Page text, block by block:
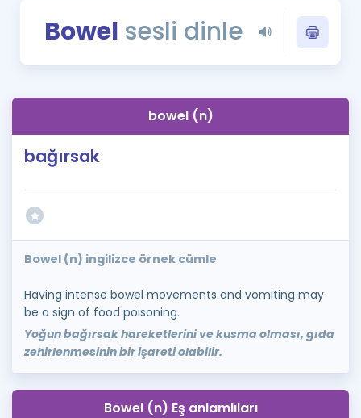
Blog
İngilizce Gramer
Bowel sesli dinle
bowel (n)
bağırsak
Bowel (n) ingilizce örnek cümle
Having intense bowel movements and vomiting may
be a sign of food poisoning.
Yoğun bağırsak hareketlerini ve kusma olması, gıda
zehirlenmesinin bir işareti olabilir.
Bowel (n) Eş anlamlıları